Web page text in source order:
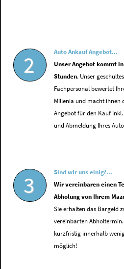
2
Auto Ankauf Angebot...
Unser Angebot kommt
Stunden. Unser geschultes
Fachpersonal bewertet
Millenia und macht ihnen
Angebot für den Kauf
und Abmeldung Ihres
3
Sind wir uns einig?...
Wir vereinbaren einen
Abholung von Ihrem
Sie erhalten das Bargeld
vereinbarten
kurzfristig innerhalb
möglich!